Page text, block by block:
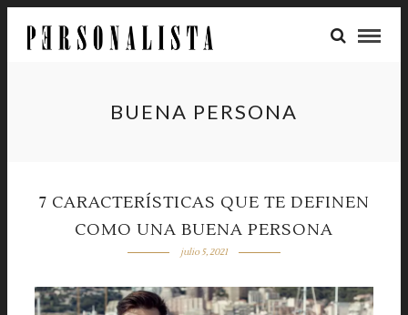
BUENA PERSONA
7 CARACTERÍSTICAS QUE TE DEFINEN
COMO UNA BUENA PERSONA
julio 5, 2021